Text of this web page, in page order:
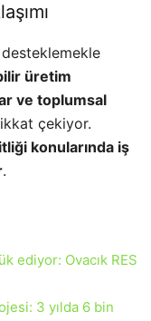
desteklemekle
üretim
ve toplumsal
çekiyor.
konularında iş
.
ediyor: Ovacık RES
3 yılda 6 bin